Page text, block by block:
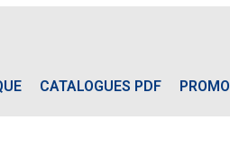
CATALOGUES PDF PROMO